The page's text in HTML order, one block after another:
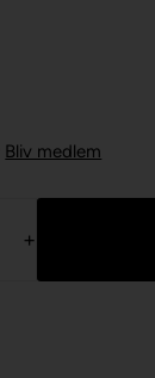
Bliv medlem
+